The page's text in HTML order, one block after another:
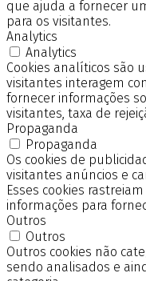
que ajuda a fornecer
para os visitantes.
Analytics
Analytics
Cookies analíticos são
visitantes interagem
fornecer informações
visitantes, taxa de
Propaganda
Propaganda
Os cookies de
visitantes anúncios e
Esses cookies
informações para
Outros
Outros
Outros cookies não
sendo analisados e